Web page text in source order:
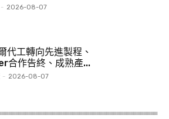
- 2026-08-07
代工轉向先進製程、
合作告終、成熟產...
- 2026-08-07